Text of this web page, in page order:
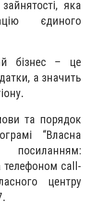
яка
єдиного
бізнес – це
а значить
та порядок
“Власна
call-
центру